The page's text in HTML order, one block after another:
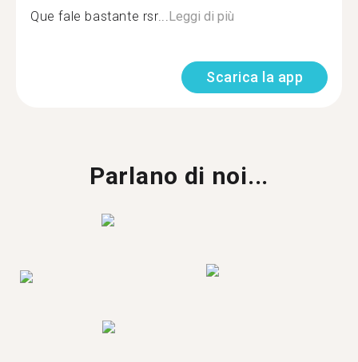
Que fale bastante rsr...Leggi di più
Scarica la app
Parlano di noi...